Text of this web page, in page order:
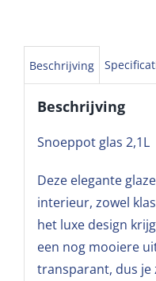
Beschrijving
Beschrijving
Snoeppot glas 2,1L
Deze elegante
interieur, zowel
het luxe design
een nog mooiere
transparant, dus je